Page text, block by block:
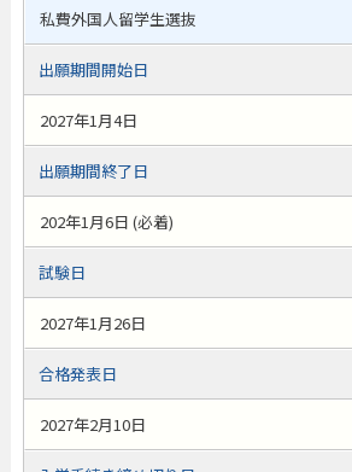
私費外国人留学生選抜
出願期間開始日
2027年1月4日
出願期間終了日
202年1月6日 (必着)
試験日
2027年1月26日
合格発表日
2027年2月10日